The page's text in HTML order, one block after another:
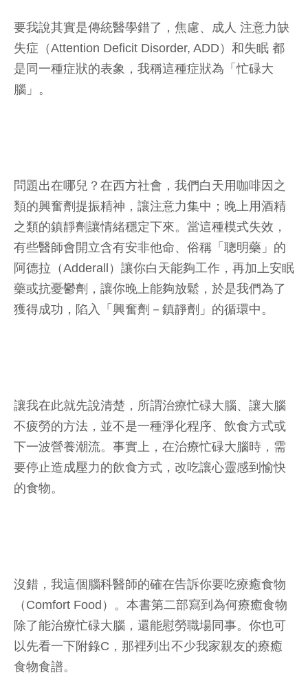
要我說其實是傳統醫學錯了，焦慮、成人 注意力缺
失症（Attention Deficit Disorder, ADD）和失眠 都
是同一種症狀的表象，我稱這種症狀為「忙碌大
腦」。
問題出在哪兒？在西方社會，我們白天用咖啡因之
類的興奮劑提振精神，讓注意力集中；晚上用酒精
之類的鎮靜劑讓情緒穩定下來。當這種模式失效，
有些醫師會開立含有安非他命、俗稱「聰明藥」的
阿德拉（Adderall）讓你白天能夠工作，再加上安眠
藥或抗憂鬱劑，讓你晚上能夠放鬆，於是我們為了
獲得成功，陷入「興奮劑－鎮靜劑」的循環中。
讓我在此就先說清楚，所謂治療忙碌大腦、讓大腦
不疲勞的方法，並不是一種淨化程序、飲食方式或
下一波營養潮流。事實上，在治療忙碌大腦時，需
要停止造成壓力的飲食方式，改吃讓心靈感到愉快
的食物。
沒錯，我這個腦科醫師的確在告訴你要吃療癒食物
（Comfort Food）。本書第二部寫到為何療癒食物
除了能治療忙碌大腦，還能慰勞職場同事。你也可
以先看一下附錄C，那裡列出不少我家親友的療癒
食物食譜。